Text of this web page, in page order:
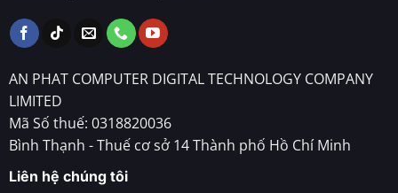
AN PHAT COMPUTER DIGITAL TECHNOLOGY COMPANY
LIMITED
Mã Số thuế: 0318820036
Bình Thạnh - Thuế cơ sở 14 Thành phố Hồ Chí Minh
Liên hệ chúng tôi